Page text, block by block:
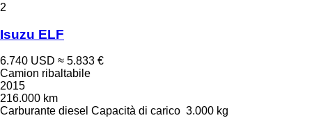
2
Isuzu ELF
6.740 USD ≈ 5.833 €
Camion ribaltabile
2015
216.000 km
Carburante diesel Capacità di carico 3.000 kg